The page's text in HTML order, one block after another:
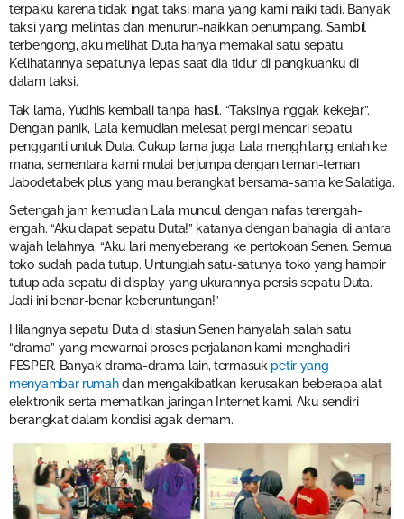
terpaku karena tidak ingat taksi mana yang kami naiki tadi. Banyak
taksi yang melintas dan menurun-naikkan penumpang. Sambil
terbengong, aku melihat Duta hanya memakai satu sepatu.
Kelihatannya sepatunya lepas saat dia tidur di pangkuanku di
dalam taksi.
Tak lama, Yudhis kembali tanpa hasil. “Taksinya nggak kekejar”.
Dengan panik, Lala kemudian melesat pergi mencari sepatu
pengganti untuk Duta. Cukup lama juga Lala menghilang entah ke
mana, sementara kami mulai berjumpa dengan teman-teman
Jabodetabek plus yang mau berangkat bersama-sama ke Salatiga.
Setengah jam kemudian Lala muncul dengan nafas terengah-
engah. “Aku dapat sepatu Duta!” katanya dengan bahagia di antara
wajah lelahnya. “Aku lari menyeberang ke pertokoan Senen. Semua
toko sudah pada tutup. Untunglah satu-satunya toko yang hampir
tutup ada sepatu di display yang ukurannya persis sepatu Duta.
Jadi ini benar-benar keberuntungan!”
Hilangnya sepatu Duta di stasiun Senen hanyalah salah satu
“drama” yang mewarnai proses perjalanan kami menghadiri
FESPER. Banyak drama-drama lain, termasukpetir yang
menyambar rumahdan mengakibatkan kerusakan beberapa alat
elektronik serta mematikan jaringan Internet kami. Aku sendiri
berangkat dalam kondisi agak demam.